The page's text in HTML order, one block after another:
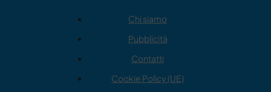
Chi siamo
Pubblicità
Contatti
Cookie Policy (UE)